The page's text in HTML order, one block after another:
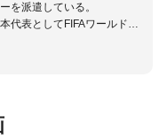
を派遣している。
代表としてFIFAワールドカ
レティックトレーナーと
WJBL、社会人ラグビー、